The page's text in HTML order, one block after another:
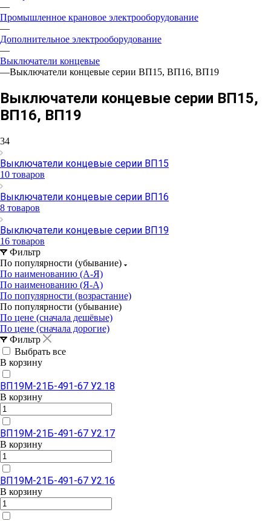
—
Промышленное крановое электрооборудование
—
Дополнительное электрооборудование
—
Выключатели концевые
—Выключатели концевые серии ВП15, ВП16, ВП19
Выключатели концевые серии ВП15,
ВП16, ВП19
34
Выключатели концевые серии ВП15
10 товаров
Выключатели концевые серии ВП16
8 товаров
Выключатели концевые серии ВП19
16 товаров
Фильтр
По популярности (убывание)
По наименованию (А-Я)
По наименованию (Я-А)
По популярности (возрастание)
По популярности (убывание)
По цене (сначала дешёвые)
По цене (сначала дорогие)
Фильтр
Выбрать все
В корзину
ВП19М-21Б-491-67 У2.18
В корзину
ВП19М-21Б-491-67 У2.17
В корзину
ВП19М-21Б-491-67 У2.16
В корзину